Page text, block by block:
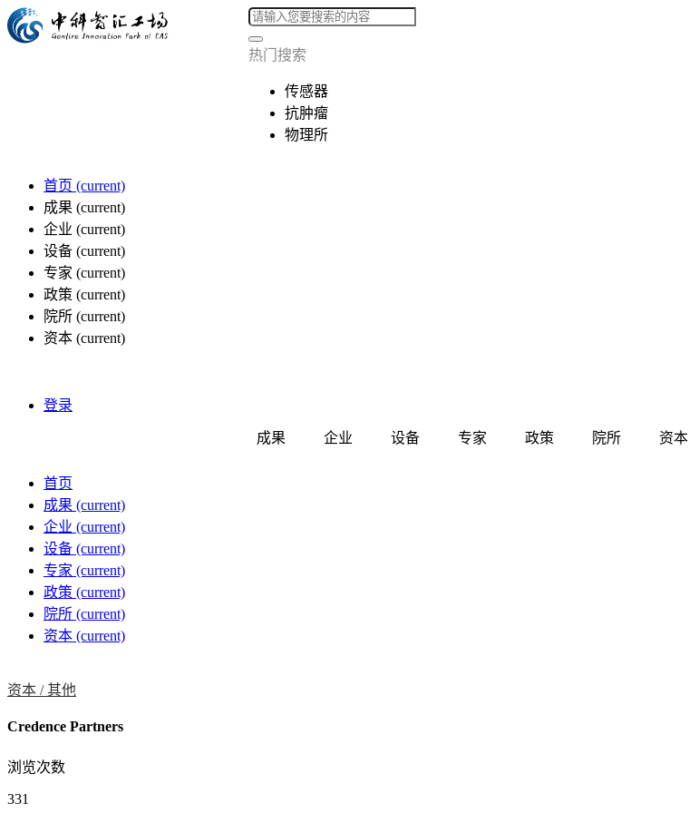
热门搜索
传感器
抗肿瘤
物理所
首页 (current)
成果 (current)
企业 (current)
设备 (current)
专家 (current)
政策 (current)
院所 (current)
资本 (current)
登录
成果 企业 设备 专家 政策 院所 资本
首页
成果 (current)
企业 (current)
设备 (current)
专家 (current)
政策 (current)
院所 (current)
资本 (current)
资本 /其他
Credence Partners
浏览次数
331